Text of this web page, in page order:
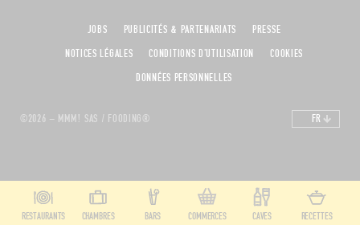
©2026 – MMM! SAS / FOODING®
JOBS PUBLICITÉS & PARTENARIATS
PRESSE
NOTICES LÉGALES
CONDITIONS D'UTILISATION
COOKIES
DONNÉES PERSONNELLES
FR
RESTAURANTS CHAMBRES BARS COMMERCES CAVES RECETTES